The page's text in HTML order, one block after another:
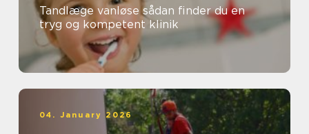
Tandlæge vanløse sådan finder du en
tryg og kompetent klinik
04. January 2026